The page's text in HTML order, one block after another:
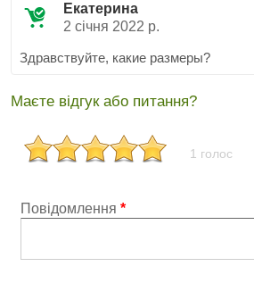
Екатерина
2 січня 2022 р.
Здравствуйте, какие размеры?
Маєте відгук або питання?
1 голос
Повідомлення *